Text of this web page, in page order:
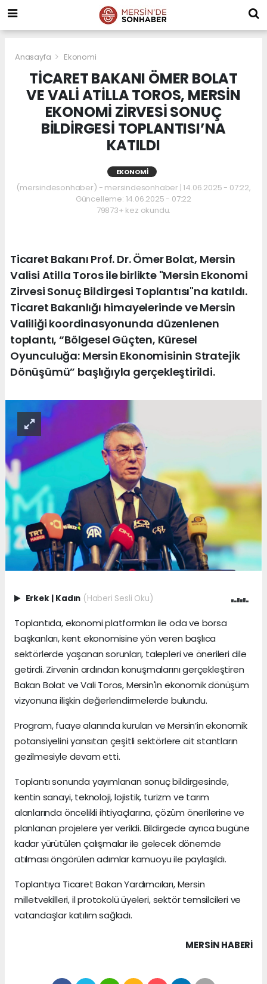
Anasayfa Ekonomi
TİCARET BAKANI ÖMER BOLAT
VE VALİ ATİLLA TOROS, MERSİN
EKONOMİ ZİRVESİ SONUÇ
BİLDİRGESİ TOPLANTISI’NA
KATILDI
EKONOMI
(mersindesonhaber) - mersindesonhaber | 14.06.2025 - 07:22,
Güncelleme: 14.06.2025 - 07:22
79873+ kez okundu.
Ticaret Bakanı Prof. Dr. Ömer Bolat, Mersin
Valisi Atilla Toros ile birlikte "Mersin Ekonomi
Zirvesi Sonuç Bildirgesi Toplantısı"na katıldı.
Ticaret Bakanlığı himayelerinde ve Mersin
Valiliği koordinasyonunda düzenlenen
toplantı, “Bölgesel Güçten, Küresel
Oyunculuğa: Mersin Ekonomisinin Stratejik
Dönüşümü” başlığıyla gerçekleştirildi.
Erkek Kadın (Haberi Sesli Oku)
Toplantıda, ekonomi platformları ile oda ve borsa
başkanları, kent ekonomisine yön veren başlıca
sektörlerde yaşanan sorunları, talepleri ve önerileri dile
getirdi. Zirvenin ardından konuşmalarını gerçekleştiren
Bakan Bolat ve Vali Toros, Mersin'in ekonomik dönüşüm
vizyonuna ilişkin değerlendirmelerde bulundu.
Program, fuaye alanında kurulan ve Mersin’in ekonomik
potansiyelini yansıtan çeşitli sektörlere ait stantların
gezilmesiyle devam etti.
Toplantı sonunda yayımlanan sonuç bildirgesinde,
kentin sanayi, teknoloji, lojistik, turizm ve tarım
alanlarında öncelikli ihtiyaçlarına, çözüm önerilerine ve
planlanan projelere yer verildi. Bildirgede ayrıca bugüne
kadar yürütülen çalışmalar ile gelecek dönemde
atılması öngörülen adımlar kamuoyu ile paylaşıldı.
Toplantıya Ticaret Bakan Yardımcıları, Mersin
milletvekilleri, il protokolü üyeleri, sektör temsilcileri ve
vatandaşlar katılım sağladı.
MERSIN HABERİ